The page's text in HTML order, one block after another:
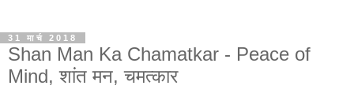
31 मार्च 2018
Shan Man Ka Chamatkar - Peace of
Mind, शांत मन, चमत्कार